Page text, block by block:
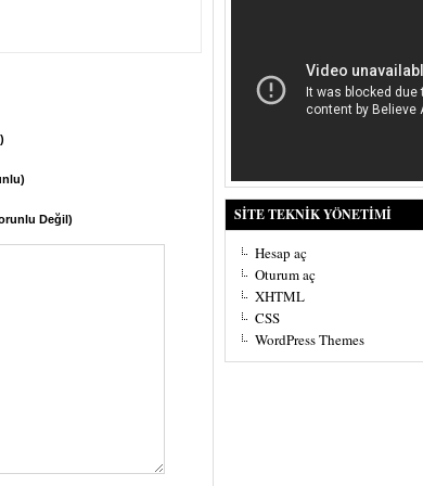
Değil) SITE TEKNIK YÖNETIMI
Hesap aç
Oturum aç
XHTML
CSS
WordPress Themes